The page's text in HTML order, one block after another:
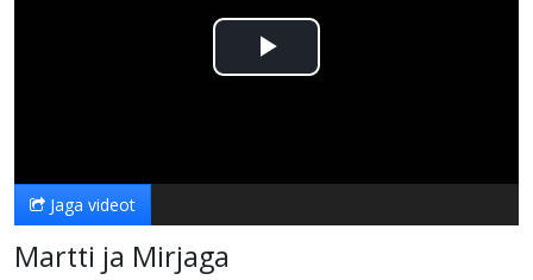
Esita
Jaga videot
Martti ja Mirjaga